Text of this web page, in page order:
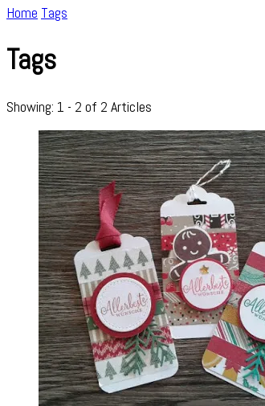
Home Tags
Tags
Showing: 1 - 2 of 2 Articles